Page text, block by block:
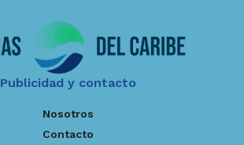
Publicidad y contacto
Nosotros
Contacto